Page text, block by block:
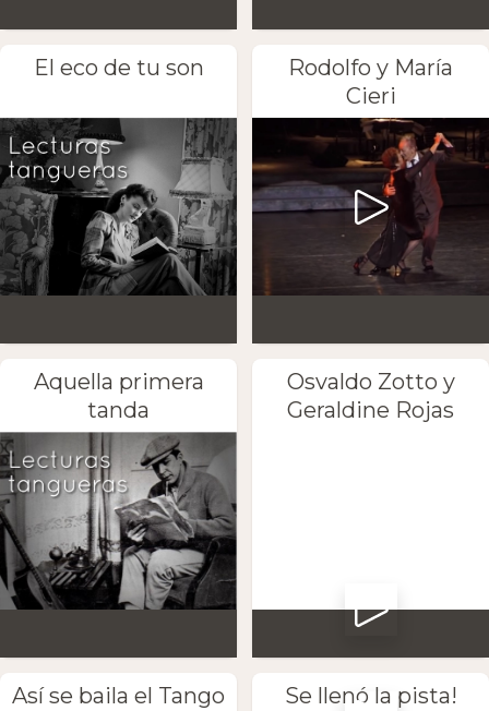
El eco de tu son
Rodolfo y María
Cieri
Aquella primera
tanda
Osvaldo Zotto y
Geraldine Rojas
Así se baila el Tango Se llenó la pista!